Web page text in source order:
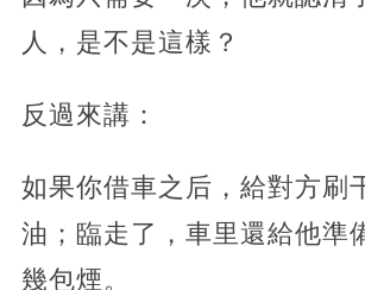
人，是不是這樣？
反過來講：
如果你借車之后，給對方刷
油；臨走了，車里還給他準
幾包煙。